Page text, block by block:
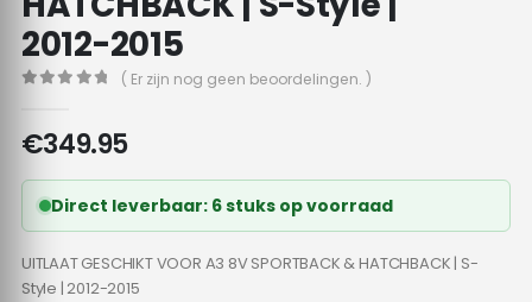
2012-2015
( Er zijn nog geen beoordelingen. )
€349.95
Direct leverbaar: 6 stuks op voorraad
UITLAAT GESCHIKT VOOR A3 8V SPORTBACK & HATCHBACK | S-
Style | 2012-2015